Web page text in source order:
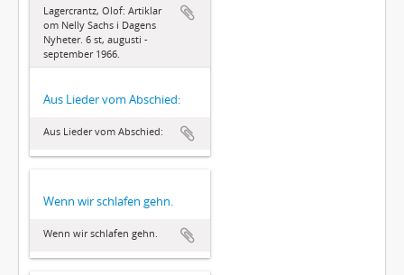
Lagercrantz, Olof: Artiklar
om Nelly Sachs i Dagens
Nyheter. 6 st, augusti -
september 1966.
Aus Lieder vom Abschied:
Aus Lieder vom Abschied:
Wenn wir schlafen gehn.
Wenn wir schlafen gehn.